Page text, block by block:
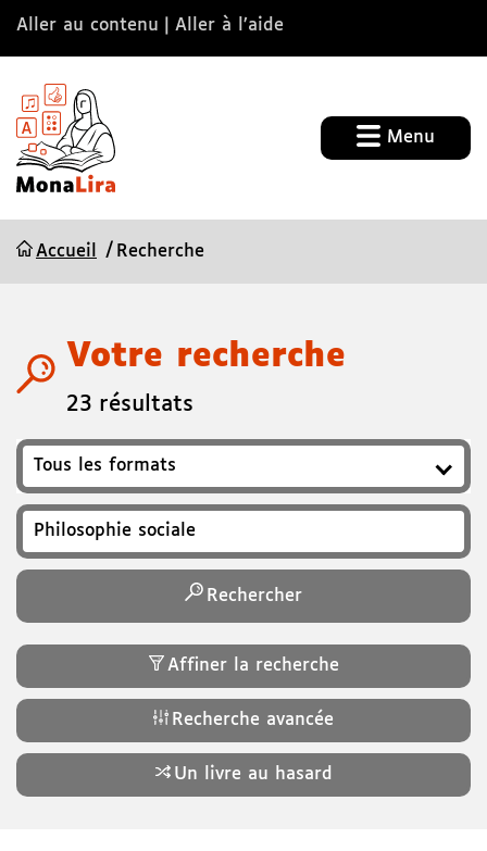
Aller au contenu Aller à l’aide
Menu
Accueil Recherche
Votre recherche
23 résultats
Format
Recherchez un titre, auteur, ISBN, genre…
Rechercher
Affiner la recherche
Recherche avancée
Un livre au hasard